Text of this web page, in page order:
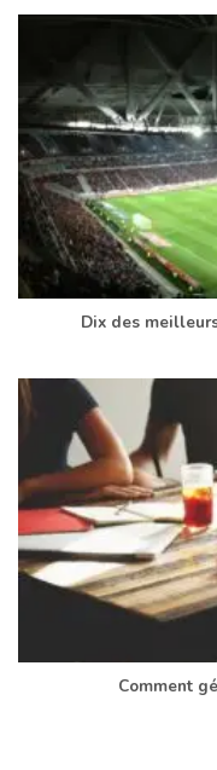
Dix des
Comment